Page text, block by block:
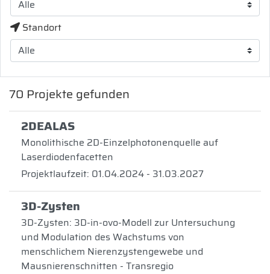
Standort
70 Projekte gefunden
2DEALAS
Monolithische 2D-Einzelphotonenquelle auf
Laserdiodenfacetten
Projektlaufzeit: 01.04.2024 - 31.03.2027
3D-Zysten
3D-Zysten: 3D-in-ovo-Modell zur Untersuchung
und Modulation des Wachstums von
menschlichem Nierenzystengewebe und
Mausnierenschnitten - Transregio